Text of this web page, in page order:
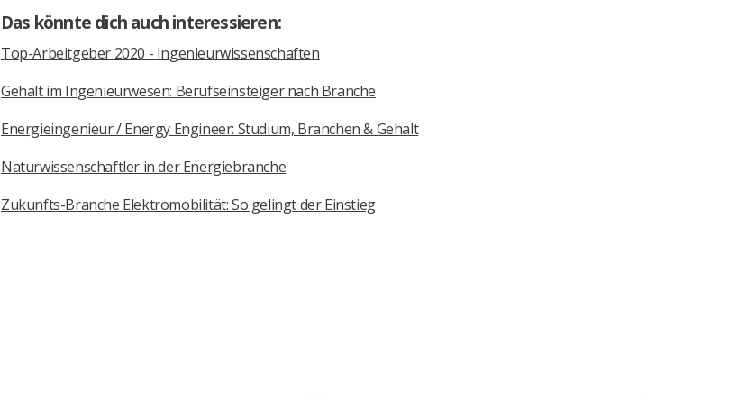
Das könnte dich auch interessieren:
Top-Arbeitgeber 2020 - Ingenieurwissenschaften
Gehalt im Ingenieurwesen: Berufseinsteiger nach Branche
Energieingenieur / Energy Engineer: Studium, Branchen & Gehalt
Naturwissenschaftler in der Energiebranche
Zukunfts-Branche Elektromobilität: So gelingt der Einstieg